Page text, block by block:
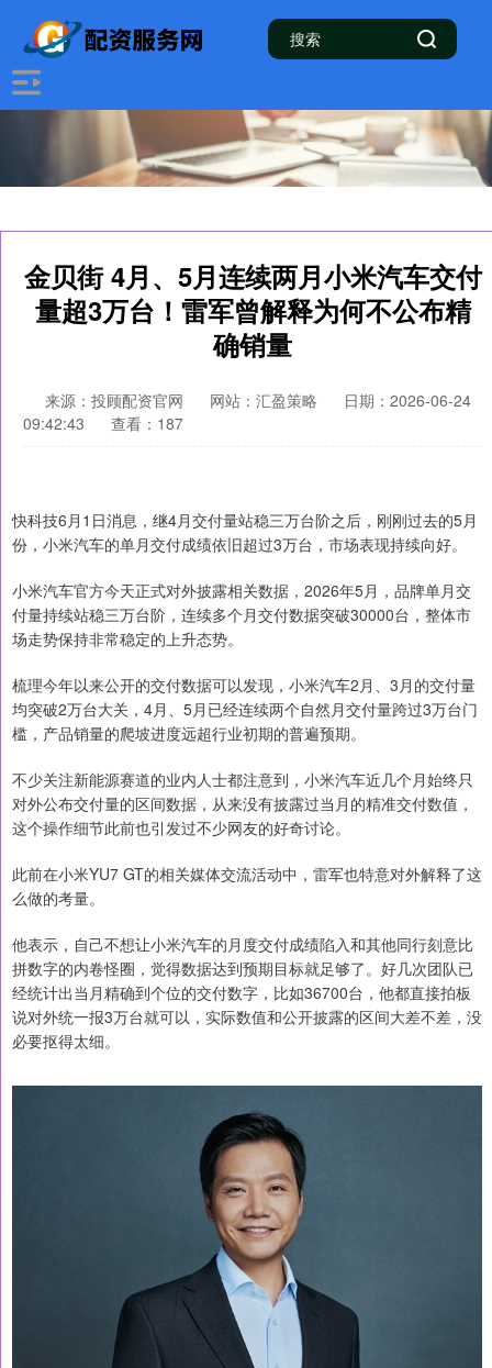
金贝街 4月、5月连续两月小米汽车交付
量超3万台！雷军曾解释为何不公布精
确销量
来源：投顾配资官网 网站：汇盈策略
日期：2026-06-24
09:42:43
查看：187
快科技6月1日消息，继4月交付量站稳三万台阶之后，刚刚过去的5月
份，小米汽车的单月交付成绩依旧超过3万台，市场表现持续向好。
小米汽车官方今天正式对外披露相关数据，2026年5月，品牌单月交
付量持续站稳三万台阶，连续多个月交付数据突破30000台，整体市
场走势保持非常稳定的上升态势。
梳理今年以来公开的交付数据可以发现，小米汽车2月、3月的交付量
均突破2万台大关，4月、5月已经连续两个自然月交付量跨过3万台门
槛，产品销量的爬坡进度远超行业初期的普遍预期。
不少关注新能源赛道的业内人士都注意到，小米汽车近几个月始终只
对外公布交付量的区间数据，从来没有披露过当月的精准交付数值，
这个操作细节此前也引发过不少网友的好奇讨论。
此前在小米YU7 GT的相关媒体交流活动中，雷军也特意对外解释了这
么做的考量。
他表示，自己不想让小米汽车的月度交付成绩陷入和其他同行刻意比
拼数字的内卷怪圈，觉得数据达到预期目标就足够了。好几次团队已
经统计出当月精确到个位的交付数字，比如36700台，他都直接拍板
说对外统一报3万台就可以，实际数值和公开披露的区间大差不差，没
必要抠得太细。